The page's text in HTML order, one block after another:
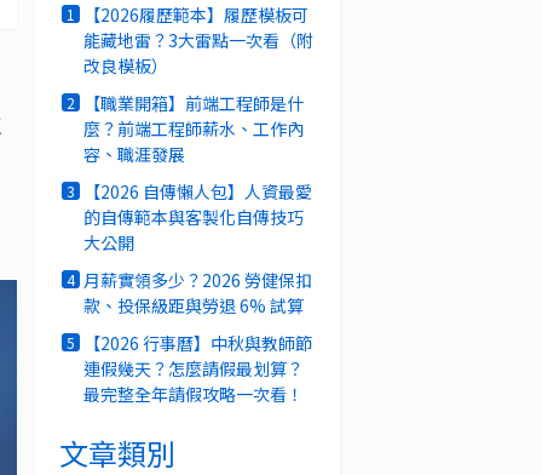
1
【2026履歷範本】履歷模板可
能藏地雷？3大雷點一次看（附
改良模板）
2
【職業開箱】前端工程師是什
麼？前端工程師薪水、工作內
容、職涯發展
3
【2026 自傳懶人包】人資最愛
的自傳範本與客製化自傳技巧
大公開
4 月薪實領多少？2026 勞健保扣
款、投保級距與勞退 6% 試算
5
【2026 行事曆】中秋與教師節
連假幾天？怎麼請假最划算？
最完整全年請假攻略一次看！
文章類別